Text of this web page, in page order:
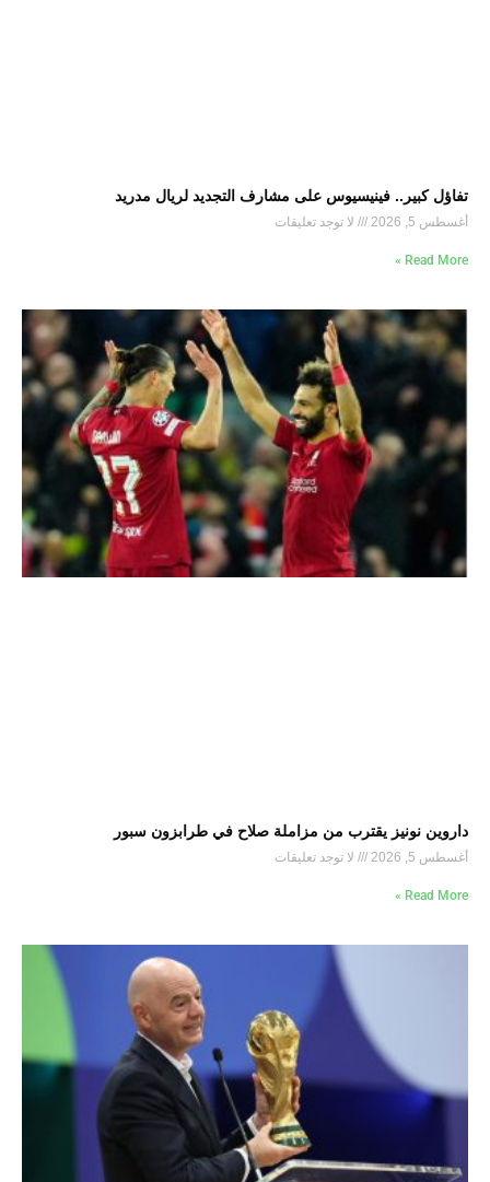
تفاؤل كبير.. فينيسيوس على مشارف التجديد لريال مدريد
أغسطس 5, 2026 لا توجد تعليقات
Read More »
داروين نونيز يقترب من مزاملة صلاح في طرابزون سبور
أغسطس 5, 2026 لا توجد تعليقات
Read More »